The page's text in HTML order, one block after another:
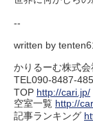
--
written by
かりるーむ株式
TEL090-8487-
TOP http://cari.jp/
空室一覧 http://
記事ランキング